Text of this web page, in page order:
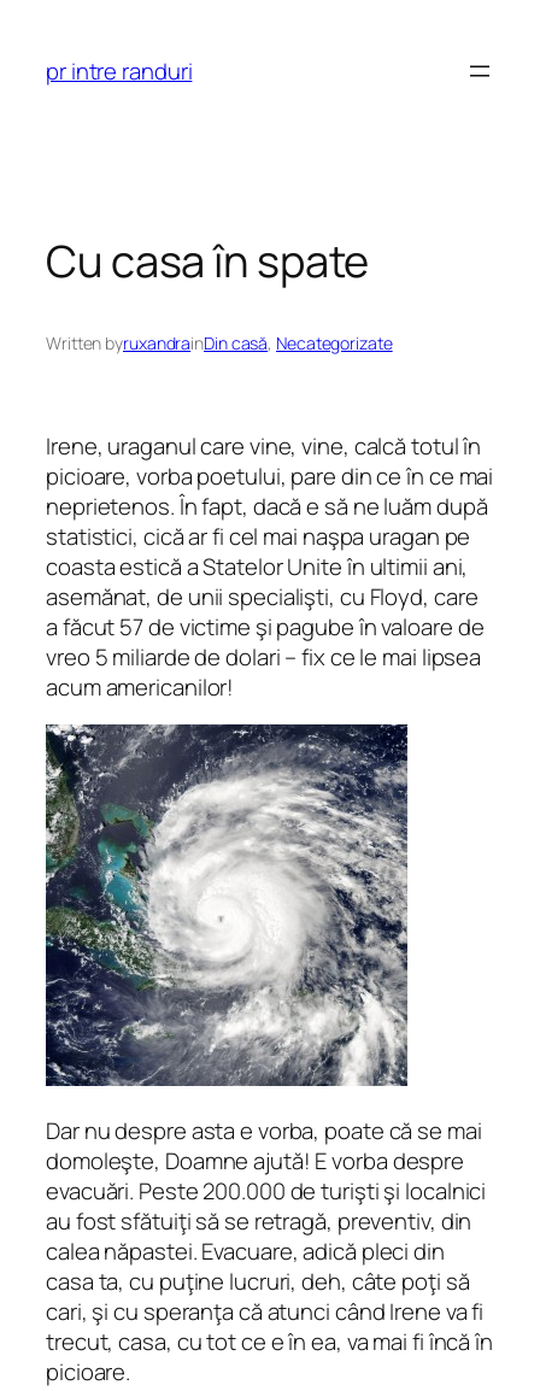
content
pr intre randuri
Cu casa în spate
Written byruxandrainDin casă, Necategorizate
Irene, uraganul care vine, vine, calcă totul în
picioare, vorba poetului, pare din ce în ce mai
neprietenos. În fapt, dacă e să ne luăm după
statistici, cică ar fi cel mai naşpa uragan pe
coasta estică a Statelor Unite în ultimii ani,
asemănat, de unii specialişti, cu Floyd, care
a făcut 57 de victime şi pagube în valoare de
vreo 5 miliarde de dolari – fix ce le mai lipsea
acum americanilor!
Dar nu despre asta e vorba, poate că se mai
domoleşte, Doamne ajută! E vorba despre
evacuări. Peste 200.000 de turişti şi localnici
au fost sfătuiţi să se retragă, preventiv, din
calea năpastei. Evacuare, adică pleci din
casa ta, cu puţine lucruri, deh, câte poţi să
cari, şi cu speranţa că atunci când Irene va fi
trecut, casa, cu tot ce e în ea, va mai fi încă în
picioare.